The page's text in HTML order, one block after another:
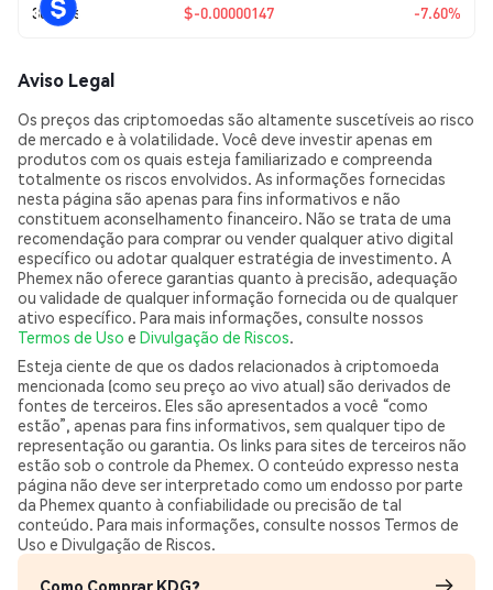
30 Dias $-0.00000147 -7.60%
Aviso Legal
Os preços das criptomoedas são altamente suscetíveis ao risco
de mercado e à volatilidade. Você deve investir apenas em
produtos com os quais esteja familiarizado e compreenda
totalmente os riscos envolvidos. As informações fornecidas
nesta página são apenas para fins informativos e não
constituem aconselhamento financeiro. Não se trata de uma
recomendação para comprar ou vender qualquer ativo digital
específico ou adotar qualquer estratégia de investimento. A
Phemex não oferece garantias quanto à precisão, adequação
ou validade de qualquer informação fornecida ou de qualquer
ativo específico. Para mais informações, consulte nossos
Termos de Uso e Divulgação de Riscos.
Esteja ciente de que os dados relacionados à criptomoeda
mencionada (como seu preço ao vivo atual) são derivados de
fontes de terceiros. Eles são apresentados a você “como
estão”, apenas para fins informativos, sem qualquer tipo de
representação ou garantia. Os links para sites de terceiros não
estão sob o controle da Phemex. O conteúdo expresso nesta
página não deve ser interpretado como um endosso por parte
da Phemex quanto à confiabilidade ou precisão de tal
conteúdo. Para mais informações, consulte nossos Termos de
Uso e Divulgação de Riscos.
Como Comprar KDG?